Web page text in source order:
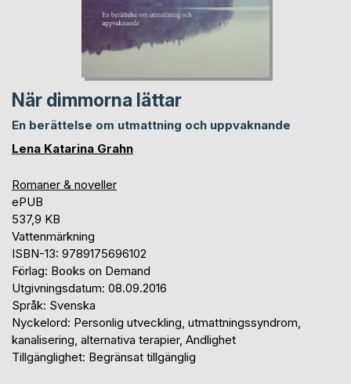
När dimmorna lättar
En berättelse om utmattning och uppvaknande
Lena Katarina Grahn
Romaner & noveller
ePUB
537,9 KB
Vattenmärkning
ISBN-13: 9789175696102
Förlag: Books on Demand
Utgivningsdatum: 08.09.2016
Språk: Svenska
Nyckelord: Personlig utveckling, utmattningssyndrom,
kanalisering, alternativa terapier, Andlighet
Tillgänglighet: Begränsat tillgänglig